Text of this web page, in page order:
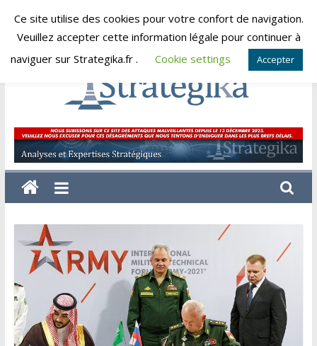
Skip
samedi, août 8, 2026
Strategika
Expertise
et
Analyses
Ce site utilise des cookies pour votre confort de navigation.
Veuillez accepter cette information légale pour continuer à
naviguer sur Strategika.fr .
Cookie settings Accepter